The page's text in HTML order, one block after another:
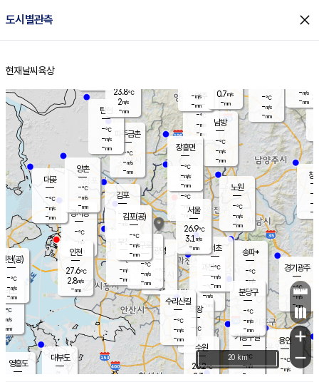
도시별관측 close
홈
현재날씨 육상
의도
℃
m/s
mm
영흥도
양주
-℃
-m/s
-mm
과천
- ℃
-m/s
- mm
용인
-℃
-m/s
경기광주
-℃
-m/s
-mm
대부도
경서동
-℃
- m/s
-mm
파주금촌
-℃
-m/s
-mm
-℃
-m/s
-mm
대곶
-℃
-m/s
-mm
창
-
-m/
-
탄현
-℃
-m/s
-mm
-m/s
-mm
의왕
- ℃
m/s
mm
김포
- ℃
-m/s
광명
- ℃
-m/s
-mm
부천
-℃
-m/s
-mm
양촌
-℃
-m/s
-mm
구로
-℃
-m/s
-mm
은평
-℃
-m/s
- mm
노원
-℃
-m/s
-mm
송파*
-℃
-m/s
-mm
서초
-℃
-m/s
-mm
남방
-℃
-m/s
-mm
기흥구갈
-℃
-m/s
-
수리산길
-℃
-m/s
-mm
분당구
-℃
-m/s
-mm
장흥면
-℃
-m/s
-mm
-m/s
-mm
인천(공)
-℃
-m/s
-mm
김포(공)
-℃
-m/s
-mm
수원
26.2℃
2.3 m/s
인천
27.6℃
2.8m/s
-mm
서울
26.9℃
3.1 m/s
-mm
23.8℃
2m/s
-mm
0.7m/s
-mm
+
−
20 km